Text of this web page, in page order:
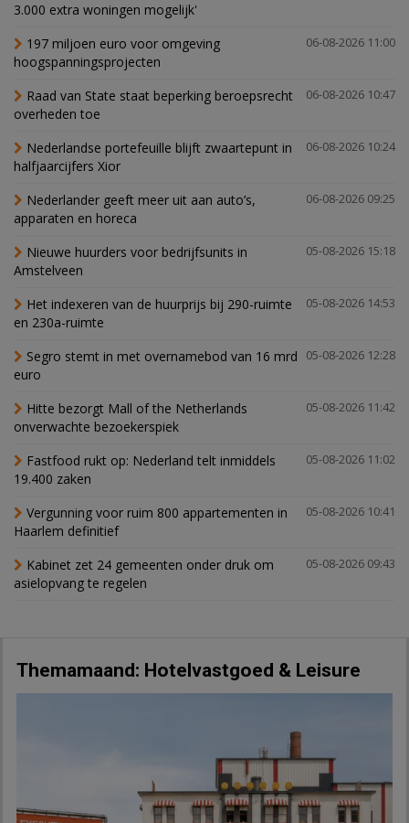
3.000 extra woningen mogelijk'
06-08-2026 11:00
197 miljoen euro voor omgeving
hoogspanningsprojecten
06-08-2026 10:47
Raad van State staat beperking beroepsrecht
overheden toe
06-08-2026 10:24
Nederlandse portefeuille blijft zwaartepunt in
halfjaarcijfers Xior
06-08-2026 09:25
Nederlander geeft meer uit aan auto’s,
apparaten en horeca
05-08-2026 15:18
Nieuwe huurders voor bedrijfsunits in
Amstelveen
05-08-2026 14:53
Het indexeren van de huurprijs bij 290-ruimte
en 230a-ruimte
05-08-2026 12:28
Segro stemt in met overnamebod van 16 mrd
euro
05-08-2026 11:42
Hitte bezorgt Mall of the Netherlands
onverwachte bezoekerspiek
05-08-2026 11:02
Fastfood rukt op: Nederland telt inmiddels
19.400 zaken
05-08-2026 10:41
Vergunning voor ruim 800 appartementen in
Haarlem definitief
05-08-2026 09:43
Kabinet zet 24 gemeenten onder druk om
asielopvang te regelen
Themamaand: Hotelvastgoed & Leisure